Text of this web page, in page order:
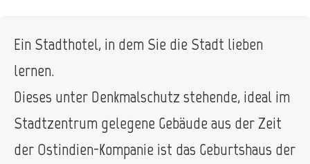
Ein Stadthotel, in dem Sie die Stadt lieben
lernen.
Dieses unter Denkmalschutz stehende, ideal im
Stadtzentrum gelegene Gebäude aus der Zeit
der Ostindien-Kompanie ist das Geburtshaus der